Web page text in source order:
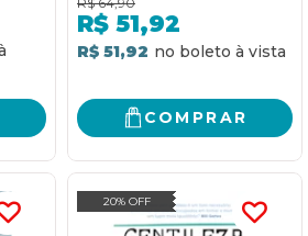
R$ 51,92
R$ 51,92
COMPRAR
20% OFF